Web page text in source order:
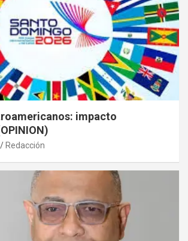
impacto
Redacción